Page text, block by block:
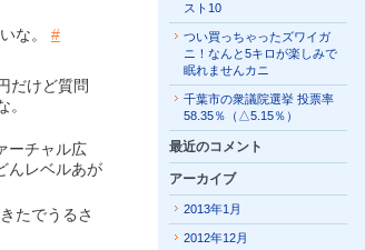
な。 #
だけど質問
ーチャル広
んレベルあが
たでうるさ
スト10
つい買っちゃったズワイガ
ニ！なんと5キロが楽しみで
眠れませんカニ
千葉市の衆議院選挙 投票率
58.35％（△5.15％）
最近のコメント
アーカイブ
2013年1月
2012年12月